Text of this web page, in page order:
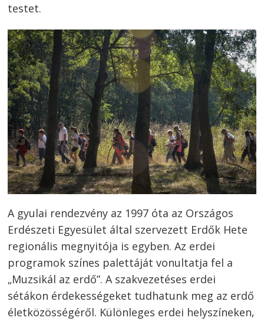
testet.
A gyulai rendezvény az 1997 óta az Országos
Erdészeti Egyesület által szervezett Erdők Hete
regionális megnyitója is egyben. Az erdei
programok színes palettáját vonultatja fel a
„Muzsikál az erdő”. A szakvezetéses erdei
sétákon érdekességeket tudhatunk meg az erdő
életközösségéről. Különleges erdei helyszíneken,